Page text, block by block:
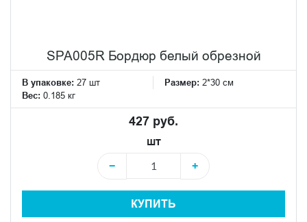
SPA005R Бордюр белый обрезной
В упаковке: 27 шт Размер: 2*30 см
Вес: 0.185 кг
427 руб.
шт
−
+
КУПИТЬ